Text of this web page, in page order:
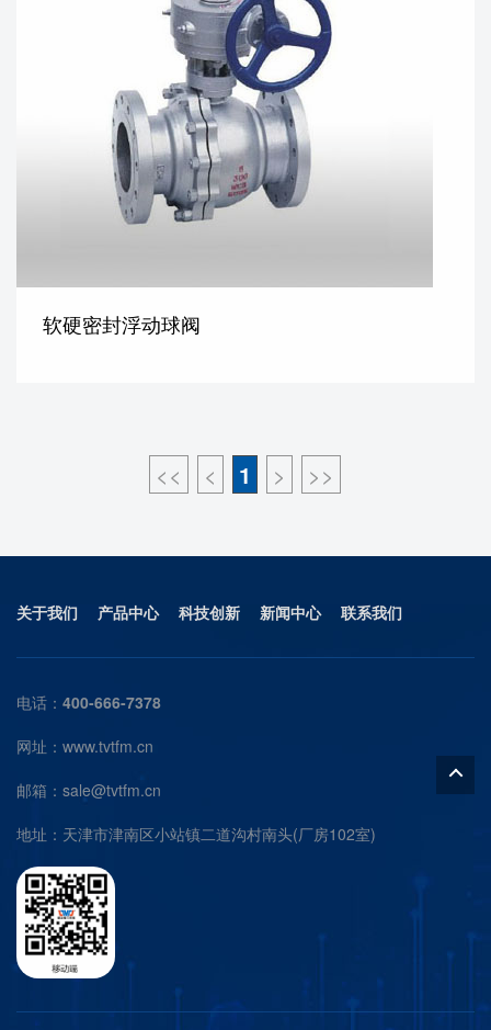
软硬密封浮动球阀
<< < 1 > >>
关于我们 产品中心 科技创新 新闻中心 联系我们
电话： 400-666-7378
网址：www.tvtfm.cn
邮箱： sale@tvtfm.cn
地址：天津市津南区小站镇二道沟村南头(厂房102室)